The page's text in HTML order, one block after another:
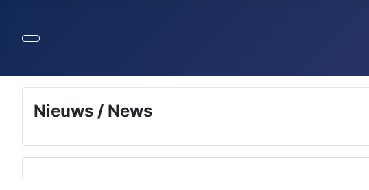
Nieuws / News
Selecteer de taal